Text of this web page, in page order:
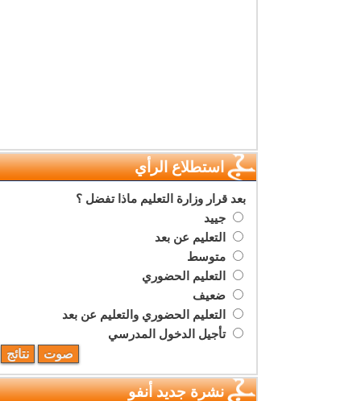
استطلاع الرأي
بعد قرار وزارة التعليم ماذا تفضل ؟
جييد
التعليم عن بعد
متوسط
التعليم الحضوري
ضعيف
التعليم الحضوري والتعليم عن بعد
تأجيل الدخول المدرسي
نشرة جديد أنفو